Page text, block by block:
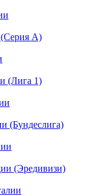
А)
(Лига 1)
(Бундеслига)
(Эредивизи)